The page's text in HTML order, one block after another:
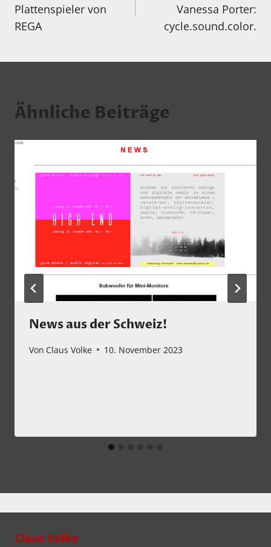
Plattenspieler von
REGA
Vanessa Porter:
cycle.sound.color.
Ähnliche Beiträge
News aus der Schweiz!
Von Claus Volke 10. November 2023
Claus Volke